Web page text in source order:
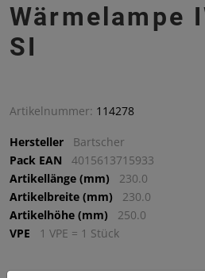
Wärmelampe
SI
Artikelnummer: 114278
Hersteller
Bartscher
Pack EAN
4015613715933
Artikellänge (mm)
230.0
Artikelbreite (mm)
230.0
Artikelhöhe (mm)
250.0
VPE
1 VPE = 1 Stück